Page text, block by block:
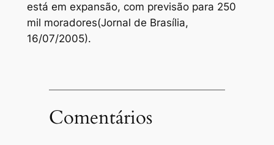
está em expansão, com previsão para 250
mil moradores(Jornal de Brasília,
16/07/2005).
Comentários